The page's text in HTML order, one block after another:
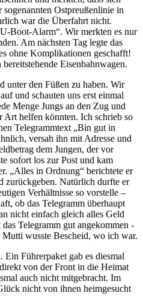
Ostpreußenlinie in
war die Überfahrt nicht.
U-Boot-Alarm . Wir merkten es nur
Am nächsten Tag legte das
ohne Komplikationen geschafft!
Eisenbahnwagen.
den Füßen zu haben. Wir
und schauten uns erst einmal
Menge Jungs an den Zug und
Art helfen könnten. Ich schrieb so
Telegrammtext
Bin gut in
versah ihn mit Adresse und
dem Jungen, der vor
sofort los zur Post und kam
Alles in Ordnung
berichtete er
zurückgeben. Natürlich durfte er
Verhältnisse so vorstelle –
ob das Telegramm überhaupt
nicht einfach gleich alles Geld
Telegramm gut angekommen -
wusste Bescheid, wo ich war.
Führerpaket gab es diesmal
von der Front in die Heimat
auch nicht mitgebracht. Im
nicht von ihnen heimgesucht